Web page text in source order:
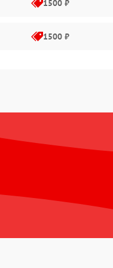
1500 ₽
1500 ₽